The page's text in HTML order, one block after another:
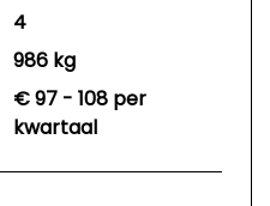
4
986 kg
€ 97 - 108 per
kwartaal